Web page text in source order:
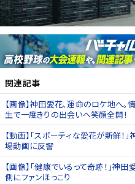
関連記事
【画像】神田愛花、運命のロケ地へ
生で一度きりの出会いへ笑顔全開！
【動画】「スポーティな愛花が新鮮！
場動画に反響
【画像】「健康でいるって奇跡！」神
側にファンほっこり